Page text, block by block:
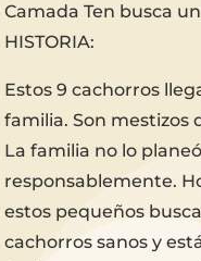
Camada Ten busca
HISTORIA:
Estos 9 cachorros
familia. Son mestizos
La familia no lo
responsablemente.
estos pequeños
cachorros sanos y